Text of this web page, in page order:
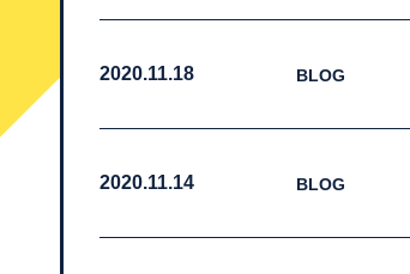
2020.11.18 BLOG
2020.11.14 BLOG